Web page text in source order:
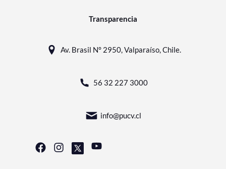
Transparencia
Av. Brasil N° 2950, Valparaíso, Chile.
56 32 227 3000
info@pucv.cl